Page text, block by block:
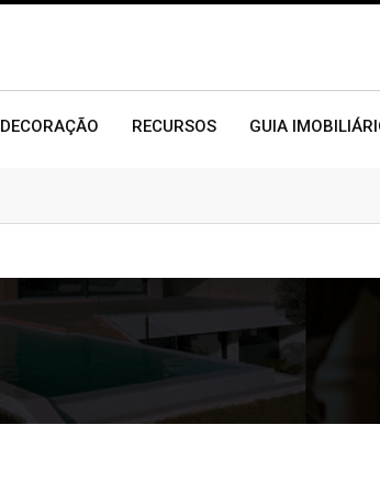
DECORAÇÃO RECURSOS GUIA